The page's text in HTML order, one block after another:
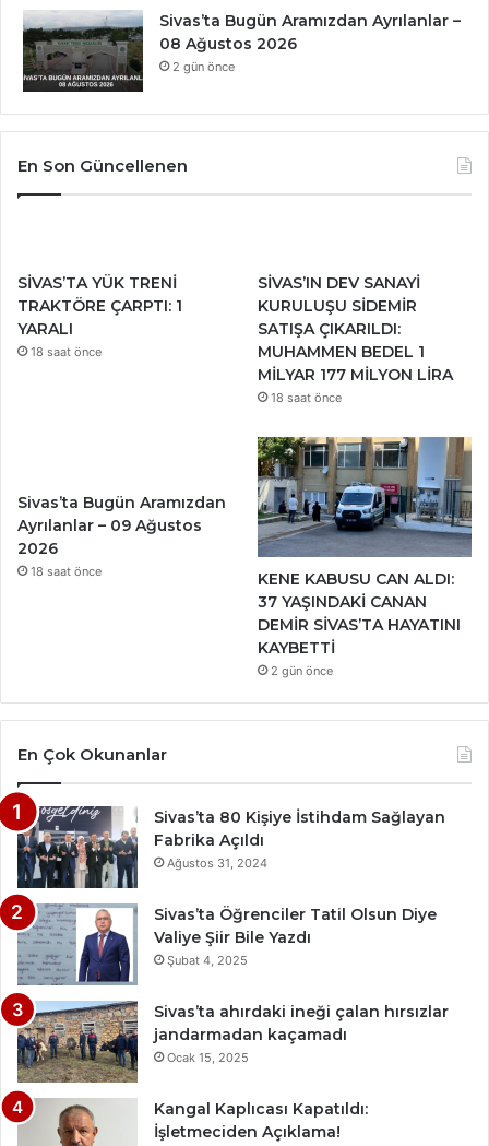
Sivas’ta Bugün Aramızdan Ayrılanlar –
08 Ağustos 2026
2 gün önce
En Son Güncellenen
SİVAS’TA YÜK TRENİ
TRAKTÖRE ÇARPTI: 1
YARALI
18 saat önce
SİVAS’IN DEV SANAYİ
KURULUŞU SİDEMİR
SATIŞA ÇIKARILDI:
MUHAMMEN BEDEL 1
MİLYAR 177 MİLYON LİRA
18 saat önce
Sivas’ta Bugün Aramızdan
Ayrılanlar – 09 Ağustos
2026
18 saat önce
KENE KABUSU CAN ALDI:
37 YAŞINDAKİ CANAN
DEMİR SİVAS’TA HAYATINI
KAYBETTİ
2 gün önce
En Çok Okunanlar
Sivas’ta 80 Kişiye İstihdam Sağlayan
Fabrika Açıldı
Ağustos 31, 2024
Sivas’ta Öğrenciler Tatil Olsun Diye
Valiye Şiir Bile Yazdı
Şubat 4, 2025
Sivas’ta ahırdaki ineği çalan hırsızlar
jandarmadan kaçamadı
Ocak 15, 2025
Kangal Kaplıcası Kapatıldı:
İşletmeciden Açıklama!